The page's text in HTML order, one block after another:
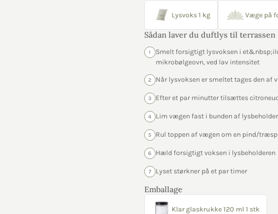
Lysvoks 1 kg Væge på
Sådan laver du duftlys til terrassen
1
Smelt forsigtigt lysvoksen i
mikrobølgeovn, ved lav intensitet
2 Når lysvoksen er smeltet tages den af
3 Efter et par minutter tilsættes
4 Lim vægen fast i bunden af
5 Rul toppen af vægen om en pind/
6 Hæld forsigtigt voksen i lysbeholderen
7 Lyset størkner på et par timer
Emballage
Klar glaskrukke 120 ml 1 stk